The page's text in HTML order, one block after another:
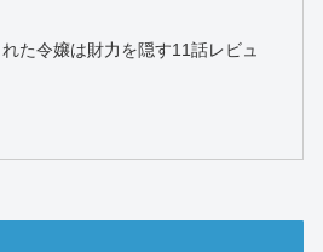
た令嬢は財力を隠す11話レビュ